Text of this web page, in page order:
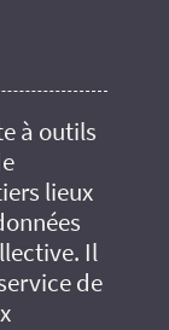
à outils
lieux
Il
de